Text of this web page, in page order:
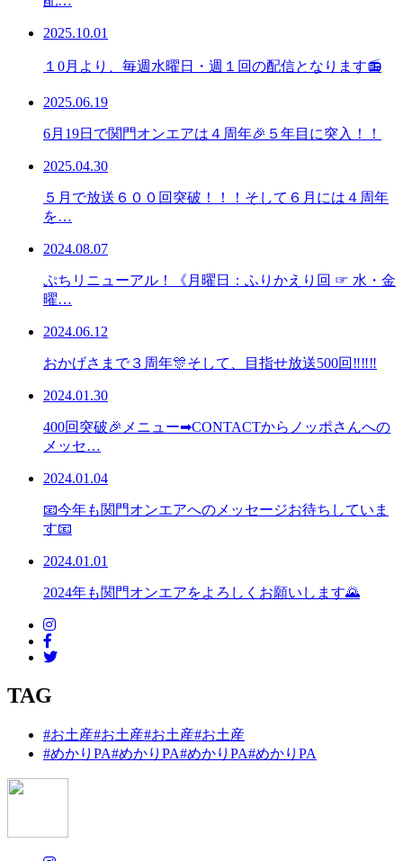
2025.10.01
１0月より、毎週水曜日・週１回の配信となります📻
2025.06.19
6月19日で関門オンエアは４周年🎉５年目に突入！！
2025.04.30
５月で放送６００回突破！！！そして６月には４周年
を…
2024.08.07
ぷちリニューアル！《月曜日：ふりかえり回 ☞ 水・金
曜…
2024.06.12
おかげさまで３周年🎊そして、目指せ放送500回‼‼‼
2024.01.30
400回突破🎉メニュー➡CONTACTからノッポさんへの
メッセ…
2024.01.04
📧今年も関門オンエアへのメッセージお待ちしていま
す📧
2024.01.01
2024年も関門オンエアをよろしくお願いします🌄
TAG
#お土産#お土産#お土産#お土産
#めかりPA#めかりPA#めかりPA#めかりPA